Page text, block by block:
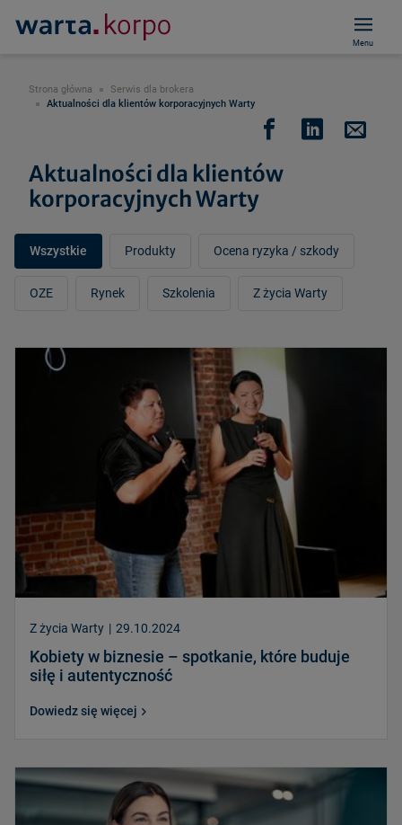
Menu
Strona główna
Serwis dla brokera
Aktualności dla klientów korporacyjnych Warty
Aktualności dla klientów
korporacyjnych Warty
Wszystkie Produkty Ocena ryzyka / szkody
OZE Rynek Szkolenia Z życia Warty
Z życia Warty | 29.10.2024
Kobiety w biznesie – spotkanie, które buduje
siłę i autentyczność
Dowiedz się więcej